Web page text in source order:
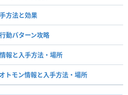
方法と効果
動パターン攻略
報と入手方法・場所
トモン情報と入手方法・場所